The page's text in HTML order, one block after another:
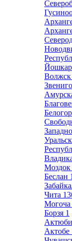
Волжск
Уральск
Моздок
Беслан 1
Чита
Могоча
Борзя 1
Актобе